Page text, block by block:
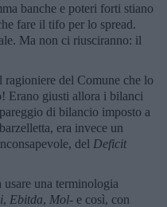
banche e poteri forti stiano
fare il tifo per lo spread.
Ma non ci riusciranno: il
ragioniere del Comune che lo
Erano giusti allora i bilanci
di bilancio imposto a
era invece un
del Deficit
una terminologia
, Ebitda, Mol- e così, con